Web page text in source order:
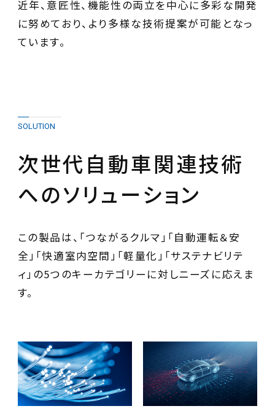
近年、意匠性、機能性の両立を中心に多彩な開発
に努めており、より多様な技術提案が可能となっ
ています。
SOLUTION
次世代自動車関連技術
へのソリューション
この製品は、「つながるクルマ」「自動運転＆安
全」「快適室内空間」「軽量化」「サステナビリテ
ィ」の5つのキーカテゴリーに対しニーズに応えま
す。